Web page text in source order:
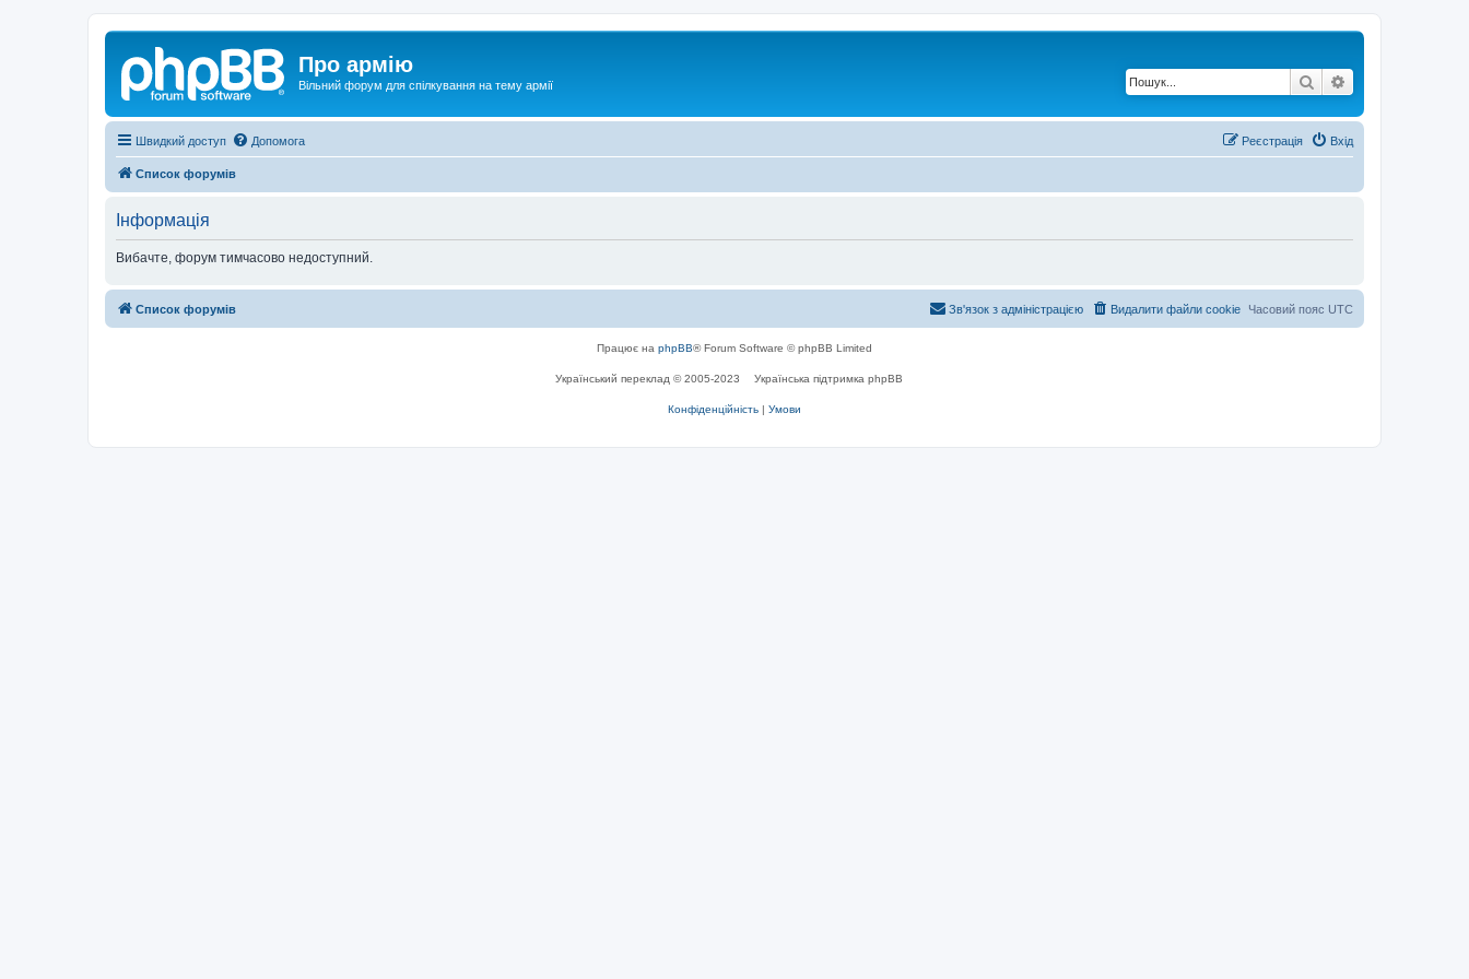
Про армію
Вільний форум для спілкування на тему армії Пошук
Швидкий доступ Допомога Вхід
Реєстрація
Список форумів
Інформація
Вибачте, форум тимчасово недоступний.
Список форумів Часовий пояс UTC
Видалити файли cookie
Зв'язок з адміністрацією
Працює на phpBB® Forum Software © phpBB Limited
Український переклад © 2005-2023 Українська підтримка phpBB
Конфіденційність | Умови